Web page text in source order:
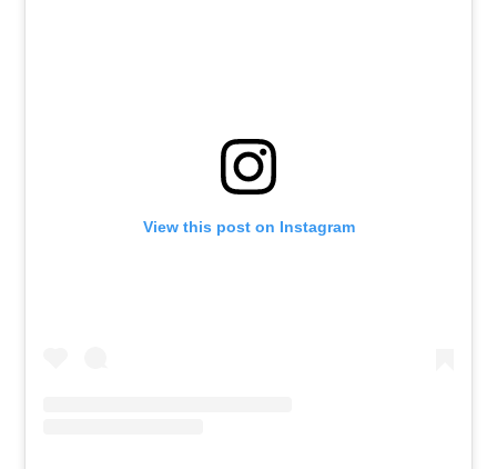
View this post on Instagram